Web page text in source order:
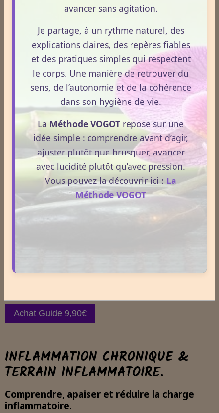
ANXIETE / ANGOISSES.
Comprendre, apaiser et restaurer la marge
nerveuse.
L’anxiété n’est pas un défaut psychologique. C’est un
terrain nerveux qui n’a plus assez de marge pour
absorber les sollicitations quotidiennes.
Achat Guide 9,90€
SYSTEME IMMUNITAIRE &
IMMUNITE FAIBLE.
Comprendre, apaiser et restaurer la marge
Achat Guide 9,90€
INFLAMMATION CHRONIQUE &
TERRAIN INFLAMMATOIRE.
Comprendre, apaiser et réduire la charge
inflammatoire.
avancer sans agitation.
Je partage, à un rythme naturel, des
explications claires, des repères fiables
et des pratiques simples qui respectent
le corps. Une manière de retrouver du
sens, de l’autonomie et de la cohérence
dans son hygiène de vie.
La Méthode VOGOT repose sur une
idée simple : comprendre avant d’agir,
ajuster plutôt que brusquer, avancer
avec lucidité plutôt qu’avec pression.
Vous pouvez la découvrir ici : La
Méthode VOGOT